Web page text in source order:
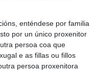
enténdese por familia
por un único proxenitor
persoa coa que
e as fillas ou fillos
persoa proxenitora